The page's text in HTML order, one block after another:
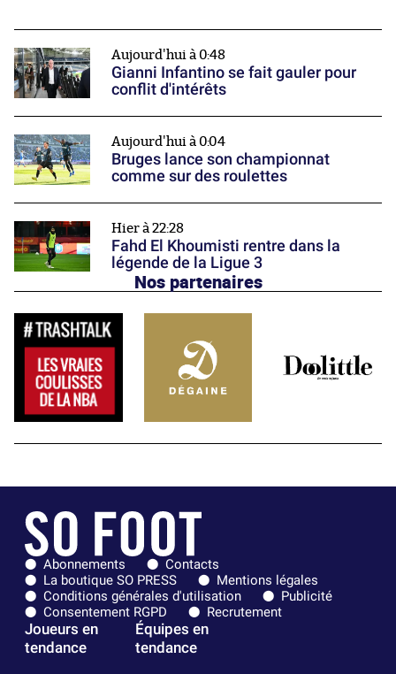
Aujourd'hui à 0:48
Gianni Infantino se fait gauler pour
conflit d'intérêts
Aujourd'hui à 0:04
Bruges lance son championnat
comme sur des roulettes
Hier à 22:28
Fahd El Khoumisti rentre dans la
légende de la Ligue 3
Nos partenaires
Abonnements
Contacts
La boutique SO PRESS
Mentions légales
Conditions générales d'utilisation
Publicité
Consentement RGPD
Recrutement
Joueurs en
tendance
Équipes en
tendance